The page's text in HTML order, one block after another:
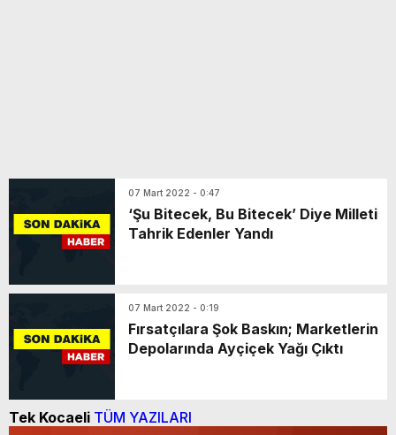
07 Mart 2022 - 0:47
‘Şu Bitecek, Bu Bitecek’ Diye Milleti
Tahrik Edenler Yandı
07 Mart 2022 - 0:19
Fırsatçılara Şok Baskın; Marketlerin
Depolarında Ayçiçek Yağı Çıktı
Tek Kocaeli TÜM YAZILARI